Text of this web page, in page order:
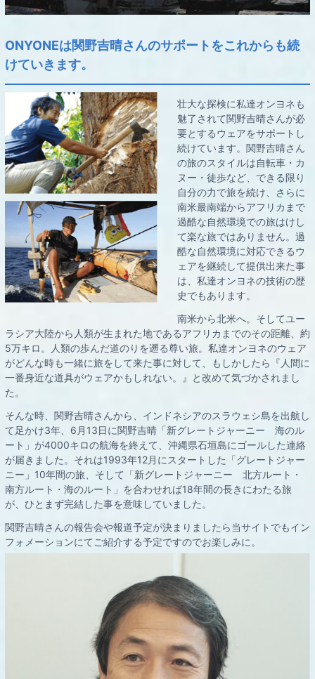
ONYONEは関野吉晴さんのサポートをこれからも続
けていきます。
壮大な探検に私達オンヨネも
魅了されて関野吉晴さんが必
要とするウェアをサポートし
続けています。関野吉晴さん
の旅のスタイルは自転車・カ
ヌー・徒歩など、できる限り
自分の力で旅を続け、さらに
南米最南端からアフリカまで
過酷な自然環境での旅はけし
て楽な旅ではありません。過
酷な自然環境に対応できるウ
ェアを継続して提供出来た事
は、私達オンヨネの技術の歴
史でもあります。
南米から北米へ。そしてユー
ラシア大陸から人類が生まれた地であるアフリカまでのその距離、約
5万キロ。人類の歩んだ道のりを遡る尊い旅。私達オンヨネのウェア
がどんな時も一緒に旅をして来た事に対して、もしかしたら『人間に
一番身近な道具がウェアかもしれない。』と改めて気づかされまし
た。
そんな時、関野吉晴さんから、インドネシアのスラウェシ島を出航し
て足かけ3年、6月13日に関野吉晴「新グレートジャーニー 海のル
ート」が4000キロの航海を終えて、沖縄県石垣島にゴールした連絡
が届きました。それは1993年12月にスタートした「グレートジャー
ニー」10年間の旅、そして「新グレートジャーニー 北方ルート・
南方ルート・海のルート」を合わせれば18年間の長きにわたる旅
が、ひとまず完結した事を意味していました。
関野吉晴さんの報告会や報道予定が決まりましたら当サイトでもイン
フォメーションにてご紹介する予定ですのでお楽しみに。